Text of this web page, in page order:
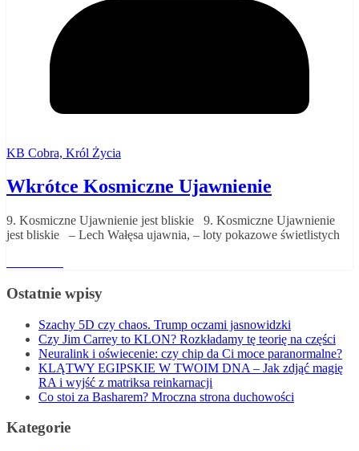
KB Cobra, Król Życia
Wkrótce Kosmiczne Ujawnienie
9. Kosmiczne Ujawnienie jest bliskie 9. Kosmiczne Ujawnienie
jest bliskie – Lech Wałęsa ujawnia, – loty pokazowe świetlistych
Ostatnie wpisy
Szachy 5D czy chaos. Trump oczami jasnowidzki
Czy Jim Carrey to KLON? Rozkładamy tę teorię na części
Neuralink i oświecenie: czy chip da Ci moce paranormalne?
KLĄTWY EGIPSKIE W TWOIM DNA – Jak zdjąć magię
RA i wyjść z matriksa reinkarnacji
Co stoi za Basharem? Mroczna strona duchowości
Kategorie